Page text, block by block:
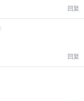
回复
回复